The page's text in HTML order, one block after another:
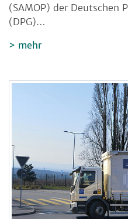
(SAMOP) der Deutschen
(DPG)…
mehr